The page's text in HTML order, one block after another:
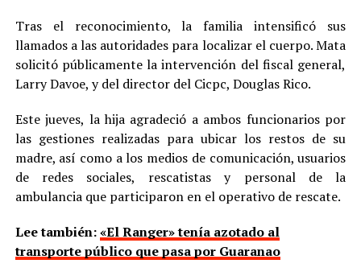
Tras el reconocimiento, la familia intensificó sus
llamados a las autoridades para localizar el cuerpo. Mata
solicitó públicamente la intervención del fiscal general,
Larry Davoe, y del director del Cicpc, Douglas Rico.
Este jueves, la hija agradeció a ambos funcionarios por
las gestiones realizadas para ubicar los restos de su
madre, así como a los medios de comunicación, usuarios
de redes sociales, rescatistas y personal de la
ambulancia que participaron en el operativo de rescate.
Lee también:«El Ranger» tenía azotado al
transporte público que pasa por Guaranao